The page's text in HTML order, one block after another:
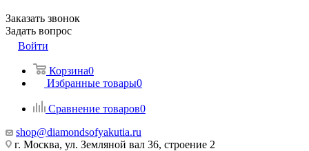
Заказать звонок
Задать вопрос
Войти
Корзина0
Избранные товары0
Сравнение товаров0
shop@diamondsofyakutia.ru
г. Москва, ул. Земляной вал 36, строение 2